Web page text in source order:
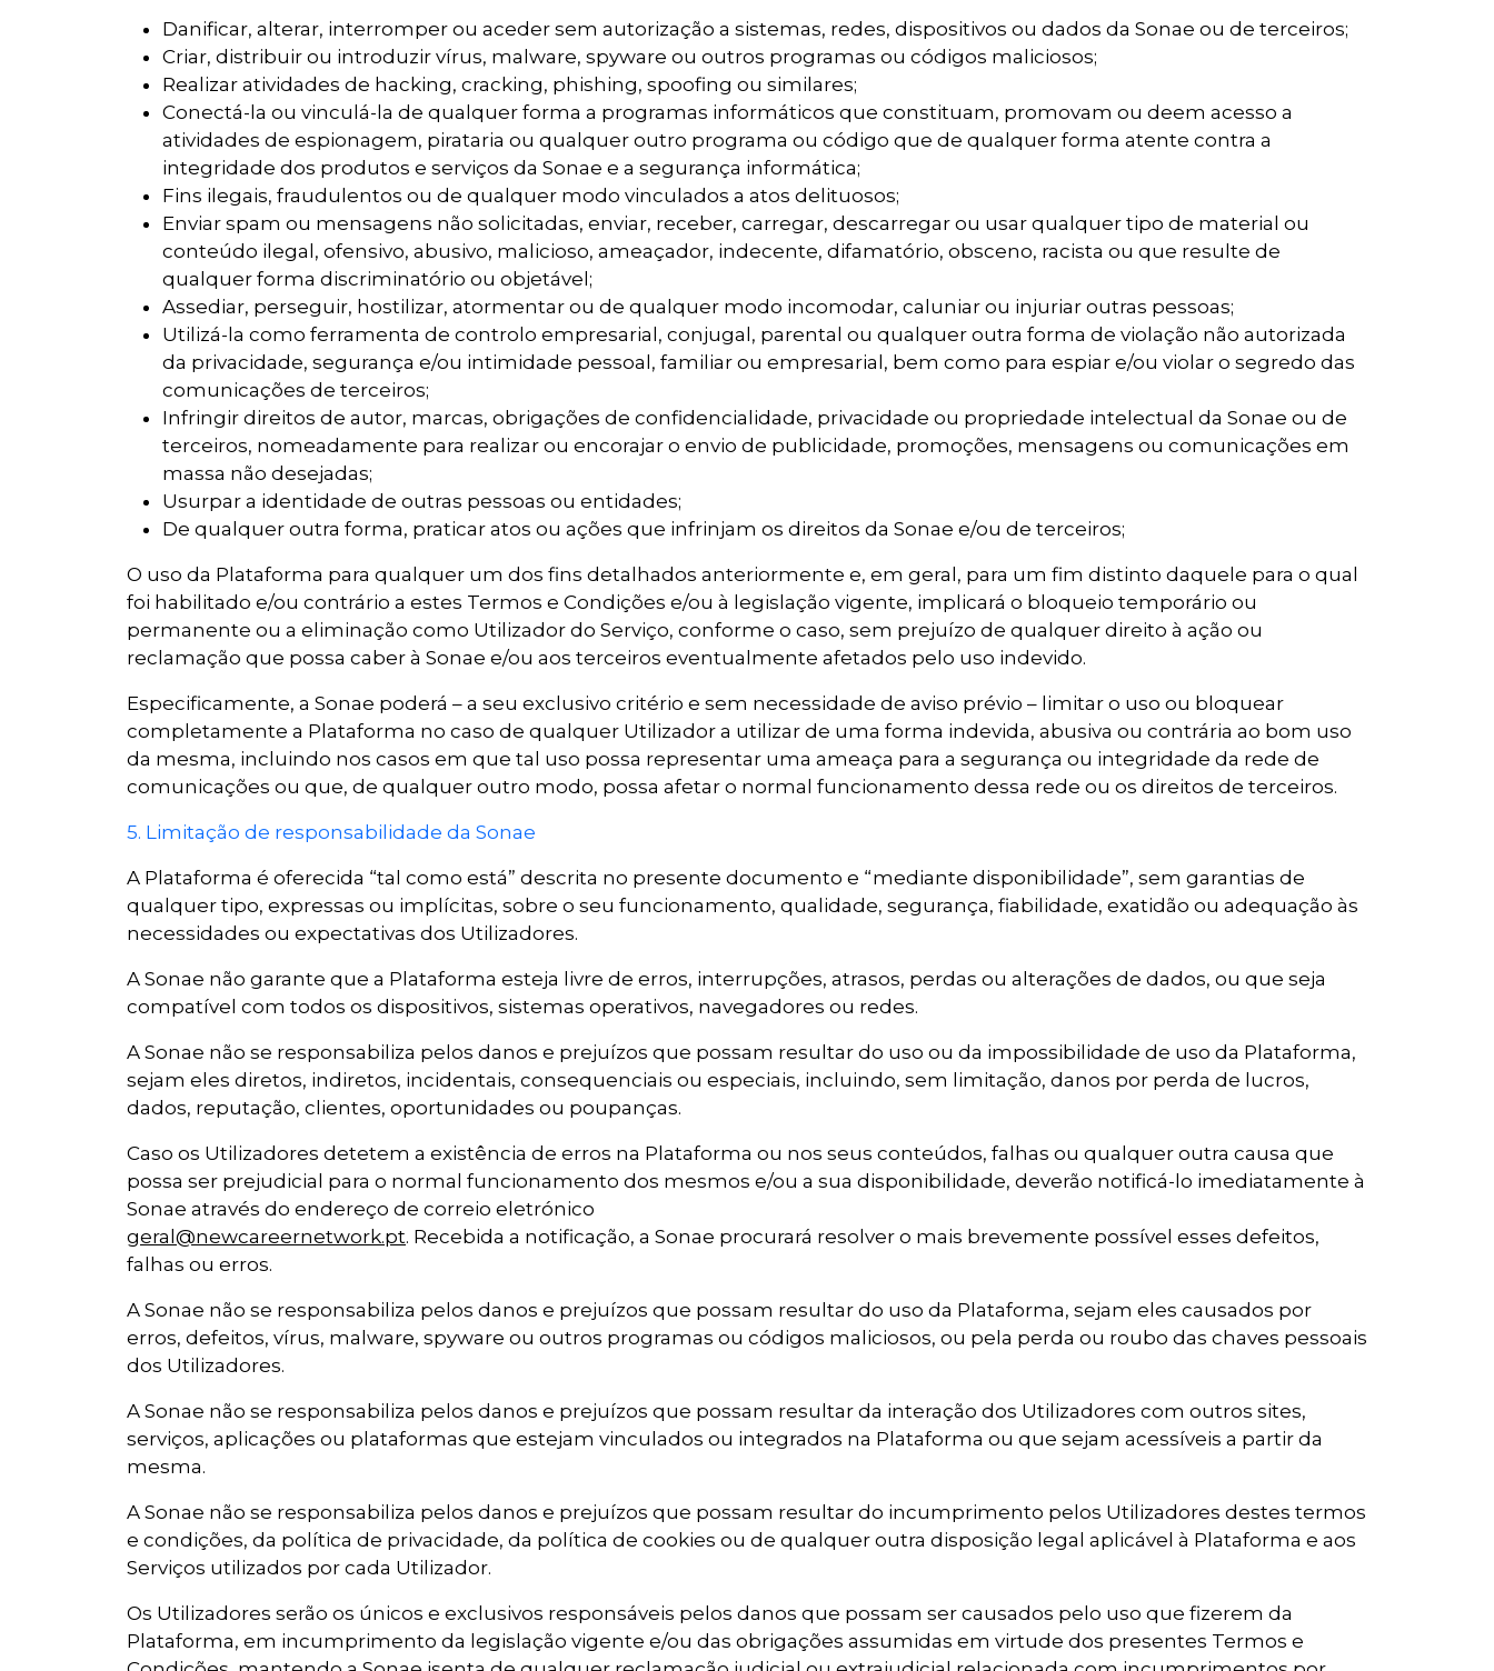
Danificar, alterar, interromper ou aceder sem autorização a sistemas, redes, dispositivos ou dados da Sonae ou de terceiros;
Criar, distribuir ou introduzir vírus, malware, spyware ou outros programas ou códigos maliciosos;
Realizar atividades de hacking, cracking, phishing, spoofing ou similares;
Conectá-la ou vinculá-la de qualquer forma a programas informáticos que constituam, promovam ou deem acesso a
atividades de espionagem, pirataria ou qualquer outro programa ou código que de qualquer forma atente contra a
integridade dos produtos e serviços da Sonae e a segurança informática;
Fins ilegais, fraudulentos ou de qualquer modo vinculados a atos delituosos;
Enviar spam ou mensagens não solicitadas, enviar, receber, carregar, descarregar ou usar qualquer tipo de material ou
conteúdo ilegal, ofensivo, abusivo, malicioso, ameaçador, indecente, difamatório, obsceno, racista ou que resulte de
qualquer forma discriminatório ou objetável;
Assediar, perseguir, hostilizar, atormentar ou de qualquer modo incomodar, caluniar ou injuriar outras pessoas;
Utilizá-la como ferramenta de controlo empresarial, conjugal, parental ou qualquer outra forma de violação não autorizada
da privacidade, segurança e/ou intimidade pessoal, familiar ou empresarial, bem como para espiar e/ou violar o segredo das
comunicações de terceiros;
Infringir direitos de autor, marcas, obrigações de confidencialidade, privacidade ou propriedade intelectual da Sonae ou de
terceiros, nomeadamente para realizar ou encorajar o envio de publicidade, promoções, mensagens ou comunicações em
massa não desejadas;
Usurpar a identidade de outras pessoas ou entidades;
De qualquer outra forma, praticar atos ou ações que infrinjam os direitos da Sonae e/ou de terceiros;
O uso da Plataforma para qualquer um dos fins detalhados anteriormente e, em geral, para um fim distinto daquele para o qual
foi habilitado e/ou contrário a estes Termos e Condições e/ou à legislação vigente, implicará o bloqueio temporário ou
permanente ou a eliminação como Utilizador do Serviço, conforme o caso, sem prejuízo de qualquer direito à ação ou
reclamação que possa caber à Sonae e/ou aos terceiros eventualmente afetados pelo uso indevido.
Especificamente, a Sonae poderá – a seu exclusivo critério e sem necessidade de aviso prévio – limitar o uso ou bloquear
completamente a Plataforma no caso de qualquer Utilizador a utilizar de uma forma indevida, abusiva ou contrária ao bom uso
da mesma, incluindo nos casos em que tal uso possa representar uma ameaça para a segurança ou integridade da rede de
comunicações ou que, de qualquer outro modo, possa afetar o normal funcionamento dessa rede ou os direitos de terceiros.
5. Limitação de responsabilidade da Sonae
A Plataforma é oferecida “tal como está” descrita no presente documento e “mediante disponibilidade”, sem garantias de
qualquer tipo, expressas ou implícitas, sobre o seu funcionamento, qualidade, segurança, fiabilidade, exatidão ou adequação às
necessidades ou expectativas dos Utilizadores.
A Sonae não garante que a Plataforma esteja livre de erros, interrupções, atrasos, perdas ou alterações de dados, ou que seja
compatível com todos os dispositivos, sistemas operativos, navegadores ou redes.
A Sonae não se responsabiliza pelos danos e prejuízos que possam resultar do uso ou da impossibilidade de uso da Plataforma,
sejam eles diretos, indiretos, incidentais, consequenciais ou especiais, incluindo, sem limitação, danos por perda de lucros,
dados, reputação, clientes, oportunidades ou poupanças.
Caso os Utilizadores detetem a existência de erros na Plataforma ou nos seus conteúdos, falhas ou qualquer outra causa que
possa ser prejudicial para o normal funcionamento dos mesmos e/ou a sua disponibilidade, deverão notificá-lo imediatamente à
Sonae através do endereço de correio eletrónico
geral@newcareernetwork.pt. Recebida a notificação, a Sonae procurará resolver o mais brevemente possível esses defeitos,
falhas ou erros.
A Sonae não se responsabiliza pelos danos e prejuízos que possam resultar do uso da Plataforma, sejam eles causados por
erros, defeitos, vírus, malware, spyware ou outros programas ou códigos maliciosos, ou pela perda ou roubo das chaves pessoais
dos Utilizadores.
A Sonae não se responsabiliza pelos danos e prejuízos que possam resultar da interação dos Utilizadores com outros sites,
serviços, aplicações ou plataformas que estejam vinculados ou integrados na Plataforma ou que sejam acessíveis a partir da
mesma.
A Sonae não se responsabiliza pelos danos e prejuízos que possam resultar do incumprimento pelos Utilizadores destes termos
e condições, da política de privacidade, da política de cookies ou de qualquer outra disposição legal aplicável à Plataforma e aos
Serviços utilizados por cada Utilizador.
Os Utilizadores serão os únicos e exclusivos responsáveis pelos danos que possam ser causados pelo uso que fizerem da
Plataforma, em incumprimento da legislação vigente e/ou das obrigações assumidas em virtude dos presentes Termos e